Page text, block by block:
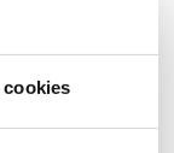
cookies